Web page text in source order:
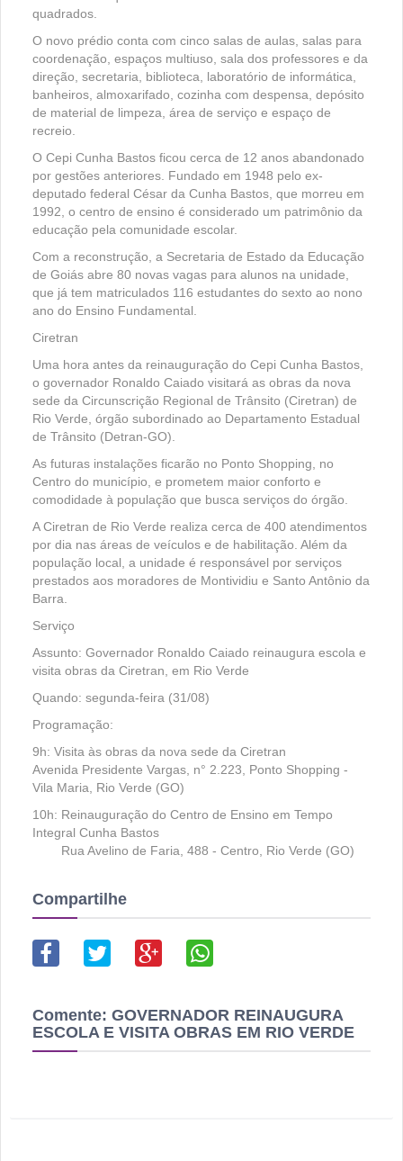
quadrados.
O novo prédio conta com cinco salas de aulas, salas para
coordenação, espaços multiuso, sala dos professores e da
direção, secretaria, biblioteca, laboratório de informática,
banheiros, almoxarifado, cozinha com despensa, depósito
de material de limpeza, área de serviço e espaço de
recreio.
O Cepi Cunha Bastos ficou cerca de 12 anos abandonado
por gestões anteriores. Fundado em 1948 pelo ex-
deputado federal César da Cunha Bastos, que morreu em
1992, o centro de ensino é considerado um patrimônio da
educação pela comunidade escolar.
Com a reconstrução, a Secretaria de Estado da Educação
de Goiás abre 80 novas vagas para alunos na unidade,
que já tem matriculados 116 estudantes do sexto ao nono
ano do Ensino Fundamental.
Ciretran
Uma hora antes da reinauguração do Cepi Cunha Bastos,
o governador Ronaldo Caiado visitará as obras da nova
sede da Circunscrição Regional de Trânsito (Ciretran) de
Rio Verde, órgão subordinado ao Departamento Estadual
de Trânsito (Detran-GO).
As futuras instalações ficarão no Ponto Shopping, no
Centro do município, e prometem maior conforto e
comodidade à população que busca serviços do órgão.
A Ciretran de Rio Verde realiza cerca de 400 atendimentos
por dia nas áreas de veículos e de habilitação. Além da
população local, a unidade é responsável por serviços
prestados aos moradores de Montividiu e Santo Antônio da
Barra.
Serviço
Assunto: Governador Ronaldo Caiado reinaugura escola e
visita obras da Ciretran, em Rio Verde
Quando: segunda-feira (31/08)
Programação:
9h: Visita às obras da nova sede da Ciretran
Avenida Presidente Vargas, n° 2.223, Ponto Shopping -
Vila Maria, Rio Verde (GO)
10h: Reinauguração do Centro de Ensino em Tempo
Integral Cunha Bastos
Rua Avelino de Faria, 488 - Centro, Rio Verde (GO)
Compartilhe
Comente: GOVERNADOR REINAUGURA
ESCOLA E VISITA OBRAS EM RIO VERDE